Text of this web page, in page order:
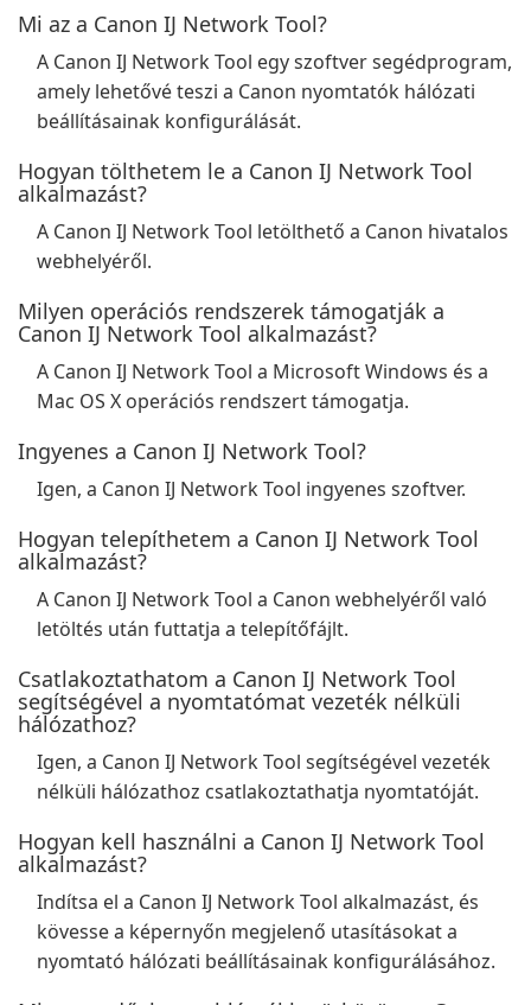
Mi az a Canon IJ Network Tool?
A Canon IJ Network Tool egy szoftver segédprogram,
amely lehetővé teszi a Canon nyomtatók hálózati
beállításainak konfigurálását.
Hogyan tölthetem le a Canon IJ Network Tool
alkalmazást?
A Canon IJ Network Tool letölthető a Canon hivatalos
webhelyéről.
Milyen operációs rendszerek támogatják a
Canon IJ Network Tool alkalmazást?
A Canon IJ Network Tool a Microsoft Windows és a
Mac OS X operációs rendszert támogatja.
Ingyenes a Canon IJ Network Tool?
Igen, a Canon IJ Network Tool ingyenes szoftver.
Hogyan telepíthetem a Canon IJ Network Tool
alkalmazást?
A Canon IJ Network Tool a Canon webhelyéről való
letöltés után futtatja a telepítőfájlt.
Csatlakoztathatom a Canon IJ Network Tool
segítségével a nyomtatómat vezeték nélküli
hálózathoz?
Igen, a Canon IJ Network Tool segítségével vezeték
nélküli hálózathoz csatlakoztathatja nyomtatóját.
Hogyan kell használni a Canon IJ Network Tool
alkalmazást?
Indítsa el a Canon IJ Network Tool alkalmazást, és
kövesse a képernyőn megjelenő utasításokat a
nyomtató hálózati beállításainak konfigurálásához.